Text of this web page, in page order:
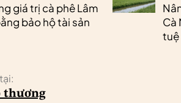
giá trị cà phê Lâm
bảo hộ tài sản
Cà
tuệ
thương